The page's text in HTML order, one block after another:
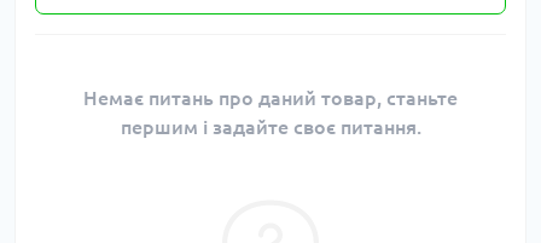
Немає питань про даний товар, станьте
першим і задайте своє питання.